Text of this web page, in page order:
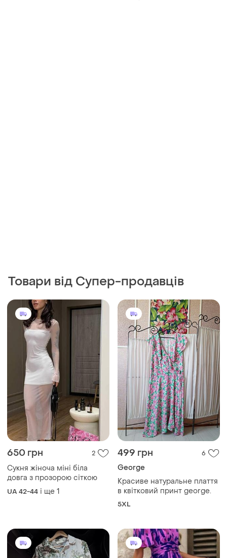
Товари від Супер-продавців
650 грн 2
Сукня жіноча міні біла
довга з прозорою сіткою
UA 42-44 і ще 1
499 грн 6
George
Красиве натуральне плаття
в квітковий принт george.
5XL